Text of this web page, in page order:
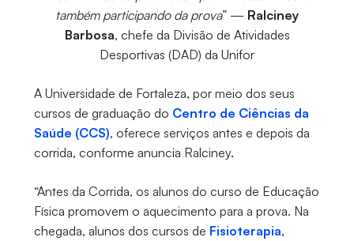
também participando da prova” — Ralciney
Barbosa, chefe da Divisão de Atividades
Desportivas (DAD) da Unifor
A Universidade de Fortaleza, por meio dos seus
cursos de graduação do Centro de Ciências da
Saúde (CCS), oferece serviços antes e depois da
corrida, conforme anuncia Ralciney.
“Antes da Corrida, os alunos do curso de Educação
Física promovem o aquecimento para a prova. Na
chegada, alunos dos cursos de Fisioterapia,